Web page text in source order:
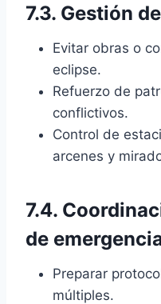
7.3. Gestión
Evitar obras o
eclipse.
Refuerzo de
conflictivos.
Control de
arcenes y
7.4.
de
Preparar
múltiples.